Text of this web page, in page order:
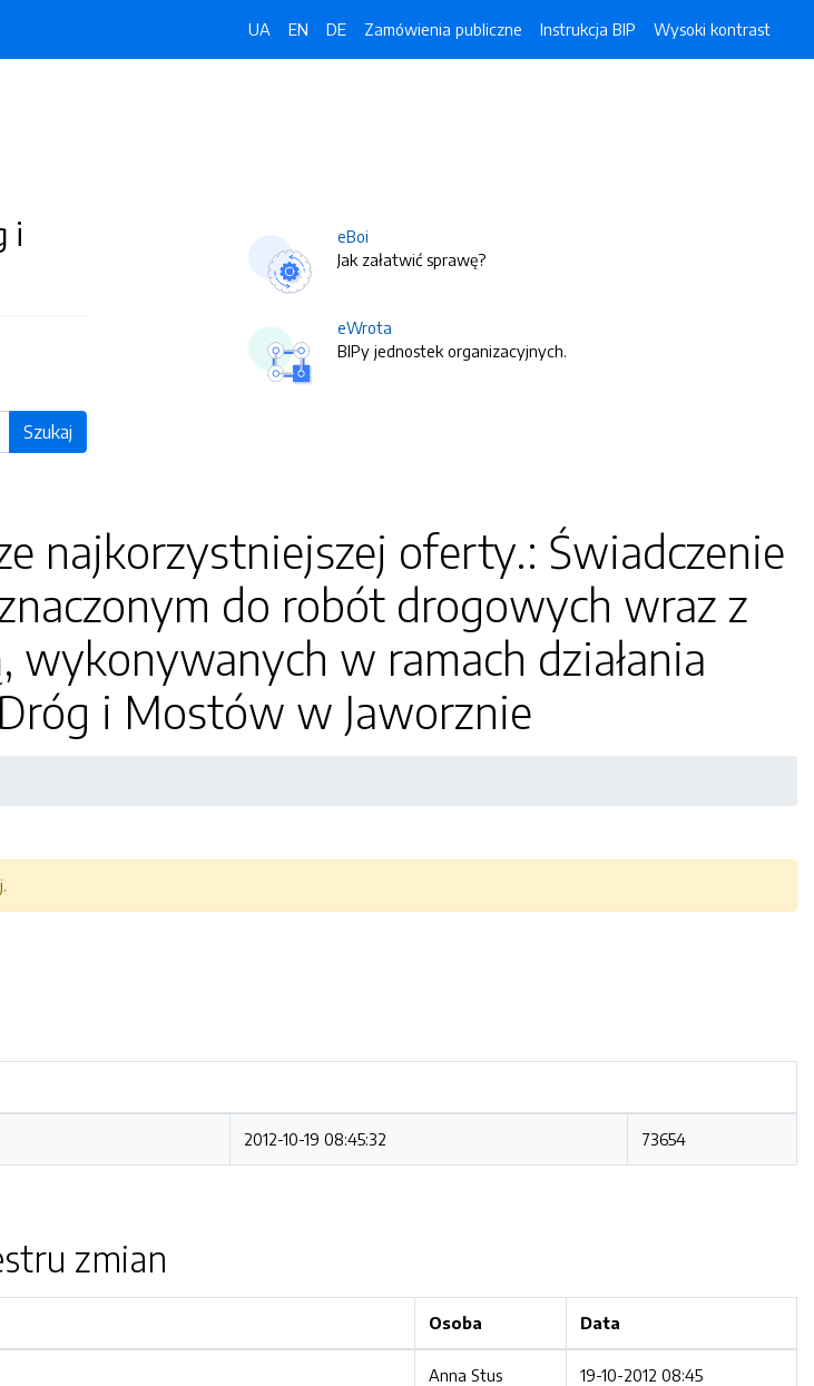
UA EN DE Zamówienia publiczne Instrukcja BIP Wysoki kontrast
i
Szukaj
eBoi
Jak załatwić sprawę?
eWrota
BIPy jednostek organizacyjnych.
najkorzystniejszej oferty.: Świadczenie
do robót drogowych wraz z
wykonywanych w ramach działania
i Mostów w Jaworznie
2012-10-19 08:45:32 73654
zmian
Osoba Data
Anna Stus 19-10-2012 08:45